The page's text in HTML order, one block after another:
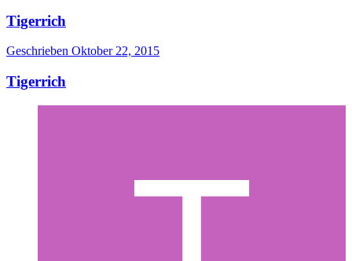
Tigerrich
Geschrieben Oktober 22, 2015
Tigerrich